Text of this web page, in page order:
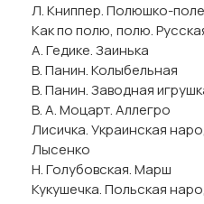
Л. Книппер. Полюшко-поле
Как по полю, полю.
А. Гедике. Заинька
В. Панин. Колыбельная
В. Панин. Заводная
В. А. Моцарт. Аллегро
Лисичка. Украинская
Лысенко
Н. Голубовская. Марш
Кукушечка. Польская